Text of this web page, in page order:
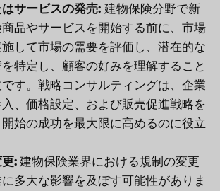
サービスの発売: 建物保険分野で新
商品やサービスを開始する前に、市場
して市場の需要を評価し、潜在的な
特定し、顧客の好みを理解すること
す。戦略コンサルティングは、企業
、価格設定、および販売促進戦略を
始の成功を最大限に高めるのに役立
: 建物保険業界における規制の変更
多大な影響を及ぼす可能性がありま